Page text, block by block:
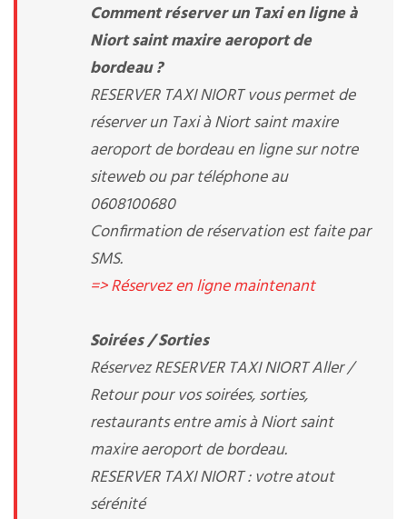
Comment réserver un Taxi en ligne à
Niort saint maxire aeroport de
bordeau ?
RESERVER TAXI NIORT vous permet de
réserver un Taxi à Niort saint maxire
aeroport de bordeau en ligne sur notre
siteweb ou par téléphone au
0608100680
Confirmation de réservation est faite par
SMS.
=> Réservez en ligne maintenant
Soirées / Sorties
Réservez RESERVER TAXI NIORT Aller /
Retour pour vos soirées, sorties,
restaurants entre amis à Niort saint
maxire aeroport de bordeau.
RESERVER TAXI NIORT : votre atout
sérénité